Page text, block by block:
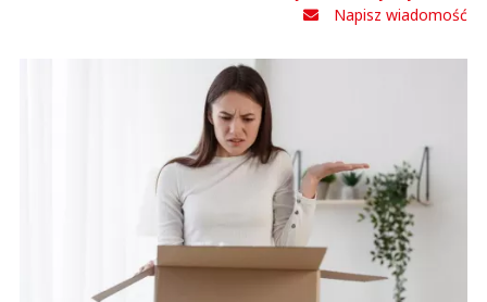
Napisz wiadomość